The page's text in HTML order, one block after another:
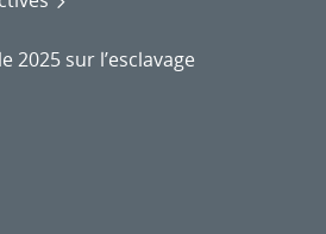
2025 sur l’esclavage